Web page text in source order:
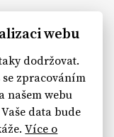
webu
dodržovat.
se zpracováním
našem webu
data bude
Více o